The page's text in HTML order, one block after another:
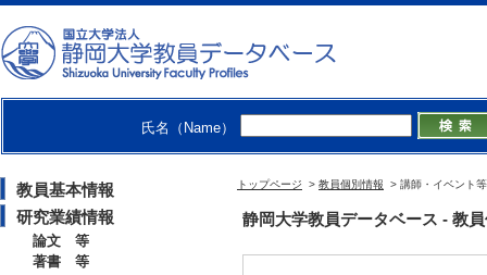
氏名（Name）
教員基本情報
研究業績情報
論文 等
著書 等
トップページ > 教員個別情報 > 講師・イベント等
静岡大学教員データベース - 教